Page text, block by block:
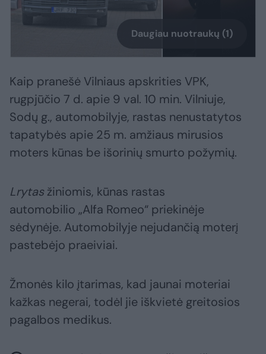
Daugiau nuotraukų (1)
Kaip pranešė Vilniaus apskrities VPK,
rugpjūčio 7 d. apie 9 val. 10 min. Vilniuje,
Sodų g., automobilyje, rastas nenustatytos
tapatybės apie 25 m. amžiaus mirusios
moters kūnas be išorinių smurto požymių.
Lrytasžiniomis, kūnas rastas
automobilio „Alfa Romeo“ priekinėje
sėdynėje. Automobilyje nejudančią moterį
pastebėjo praeiviai.
Žmonės kilo įtarimas, kad jaunai moteriai
kažkas negerai, todėl jie iškvietė greitosios
pagalbos medikus.